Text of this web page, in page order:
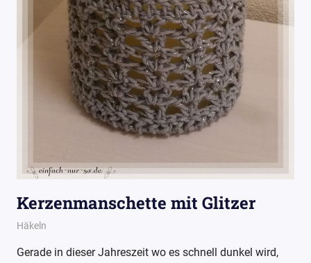
Kerzenmanschette mit Glitzer
10. November 2015
Wollpoesie
Häkeln
Gerade in dieser Jahreszeit wo es schnell dunkel wird,